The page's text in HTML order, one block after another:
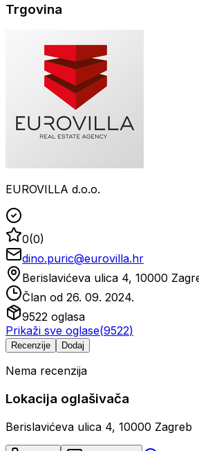
Trgovina
EUROVILLA d.o.o.
0(0)
dino.puric@eurovilla.hr
Berislavićeva ulica 4, 10000
Član od 26. 09. 2024.
9522 oglasa
Prikaži sve oglase(9522)
Recenzije Dodaj
Nema recenzija
Lokacija oglašivača
Berislavićeva ulica 4, 10000 Zagreb